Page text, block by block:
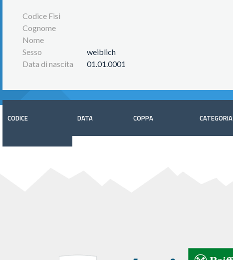
Codice Fisi
Cognome
Nome
Sesso
weiblich
Data di nascita
01.01.0001
CODICE DATA COPPA CATEGORIA